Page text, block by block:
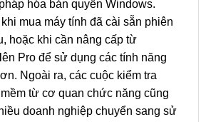
hóa bản quyền Windows.
mua máy tính đã cài sẵn phiên
hoặc khi cần nâng cấp từ
Pro để sử dụng các tính năng
Ngoài ra, các cuộc kiểm tra
từ cơ quan chức năng cũng
doanh nghiệp chuyển sang sử